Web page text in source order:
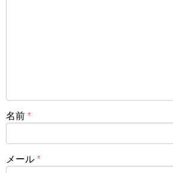
名前 *
メール *